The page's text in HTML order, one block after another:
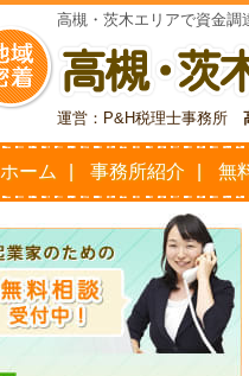
高槻・茨木エリアで資金調
運営：P&H税理士事務所
ホーム 事務所紹介 無